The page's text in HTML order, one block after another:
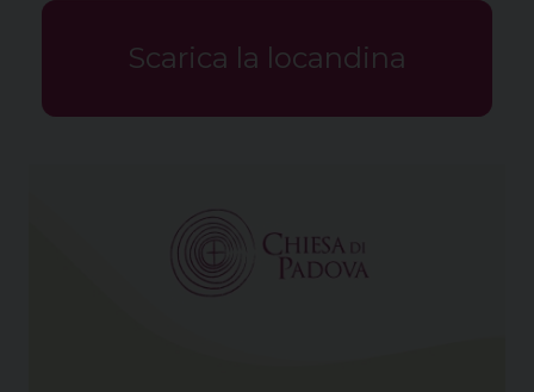
Scarica la locandina